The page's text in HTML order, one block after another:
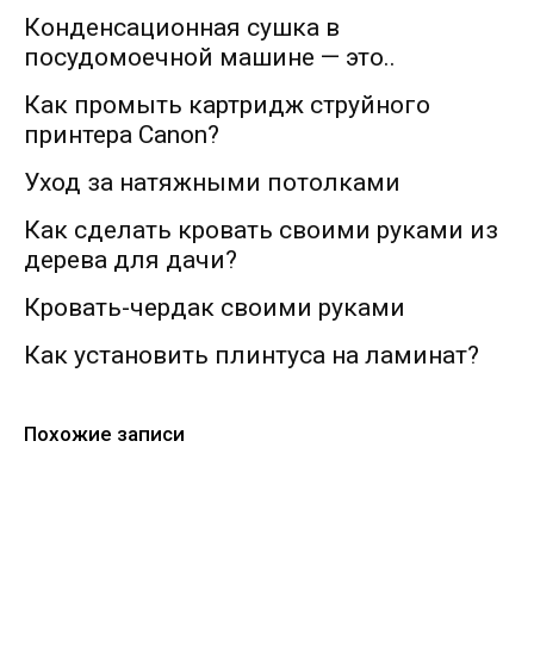
Конденсационная сушка в
посудомоечной машине — это..
Как промыть картридж струйного
принтера Canon?
Уход за натяжными потолками
Как сделать кровать своими руками из
дерева для дачи?
Кровать-чердак своими руками
Как установить плинтуса на ламинат?
Похожие записи